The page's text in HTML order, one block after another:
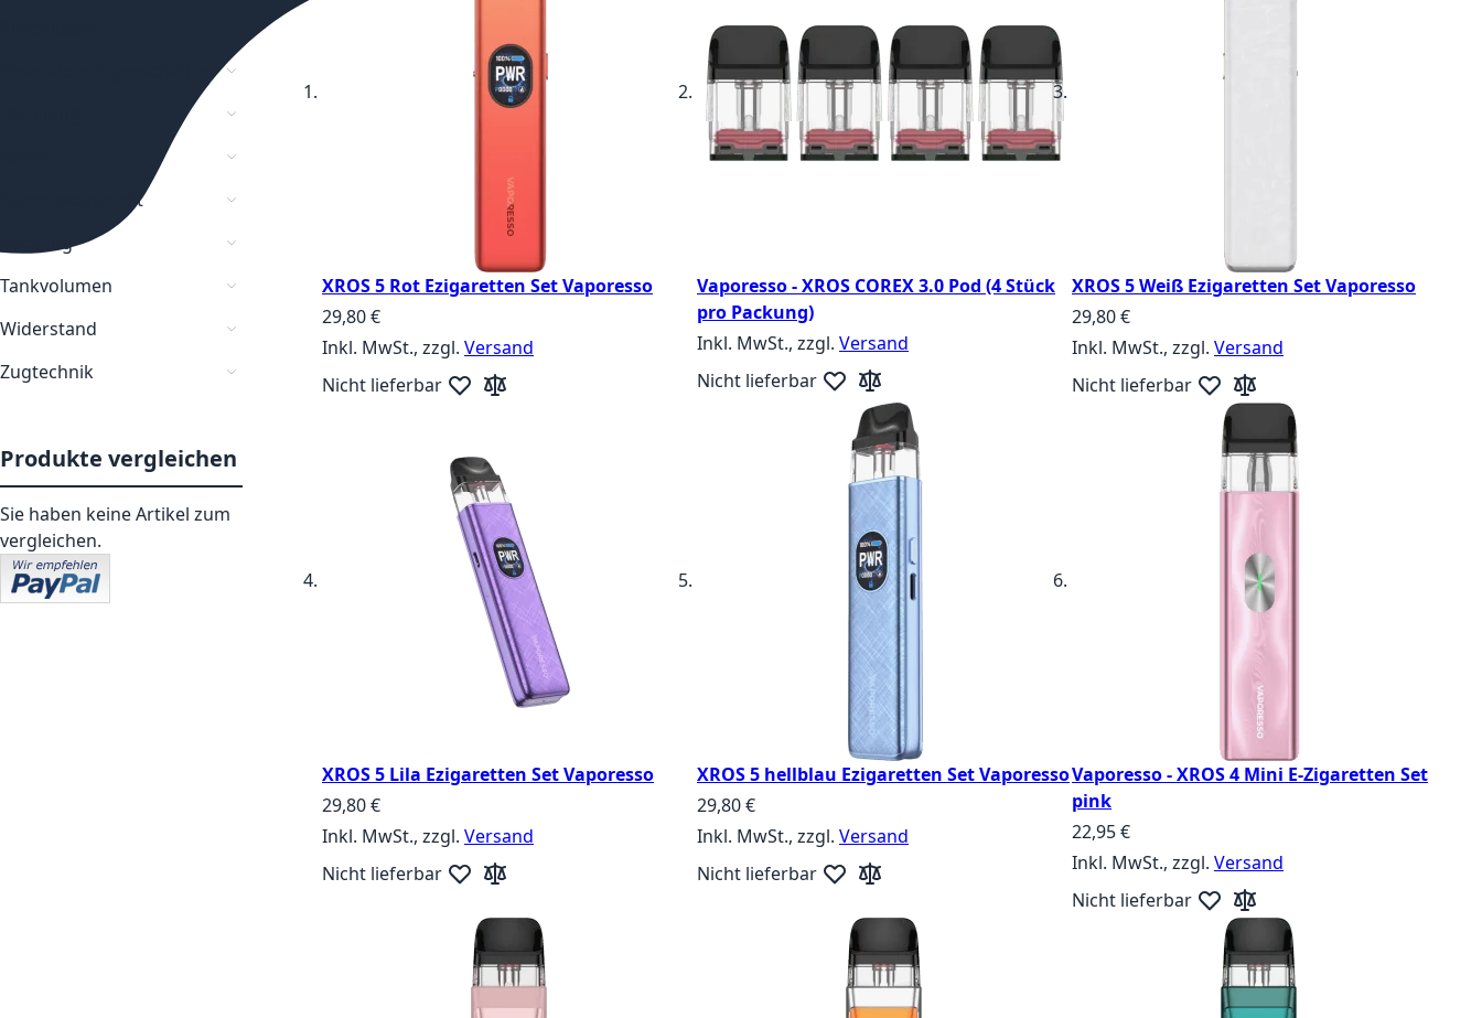
Batteriekapazität
Packung
Tankvolumen
Widerstand
Zugtechnik
XROS 5 Rot Ezigaretten Set Vaporesso
29,80 €
Inkl. MwSt., zzgl. Versand
Nicht lieferbar Zur Wunschliste hinzufügen
Zur Vergleichsliste hinzufügen
Vaporesso - XROS COREX 3.0 Pod (4 Stück
pro Packung)
Inkl. MwSt., zzgl. Versand
Nicht lieferbar Zur Wunschliste hinzufügen
Zur Vergleichsliste hinzufügen
XROS 5 Weiß Ezigaretten Set Vaporesso
29,80 €
Inkl. MwSt., zzgl. Versand
Nicht lieferbar Zur Wunschliste hinzufügen
Zur Vergleichsliste hinzufügen
XROS 5 Lila Ezigaretten Set Vaporesso
29,80 €
Inkl. MwSt., zzgl. Versand
Nicht lieferbar Zur Wunschliste hinzufügen
Zur Vergleichsliste hinzufügen
XROS 5 hellblau Ezigaretten Set Vaporesso
29,80 €
Inkl. MwSt., zzgl. Versand
Nicht lieferbar Zur Wunschliste hinzufügen
Zur Vergleichsliste hinzufügen
Vaporesso - XROS 4 Mini E-Zigaretten Set
pink
22,95 €
Inkl. MwSt., zzgl. Versand
Nicht lieferbar Zur Wunschliste hinzufügen
Zur Vergleichsliste hinzufügen
Produkte vergleichen
Sie haben keine Artikel zum
vergleichen.